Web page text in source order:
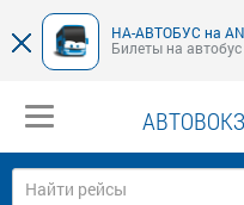
НА-АВТОБУС на
Билеты на